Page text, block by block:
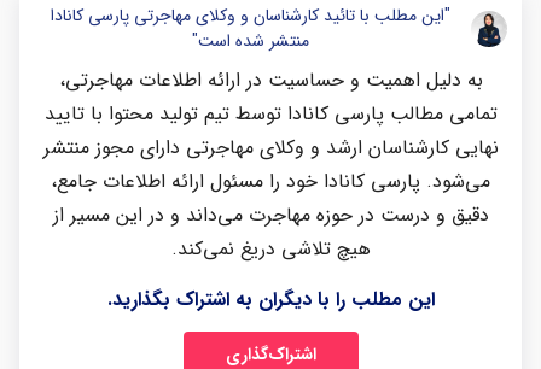
"این مطلب با تائید کارشناسان و وکلای مهاجرتی پارسی کانادا
منتشر شده است"
به دلیل اهمیت و حساسیت در ارائه اطلاعات مهاجرتی،
تمامی مطالب پارسی کانادا توسط تیم تولید محتوا با تایید
نهایی کارشناسان ارشد و وکلای مهاجرتی دارای مجوز منتشر
می‌شود. پارسی کانادا خود را مسئول ارائه اطلاعات جامع،
دقیق و درست در حوزه مهاجرت می‌داند و در این مسیر از
هیچ تلاشی دریغ نمی‌کند.
این مطلب را با دیگران به اشتراک بگذارید.
اشتراک‌گذاری